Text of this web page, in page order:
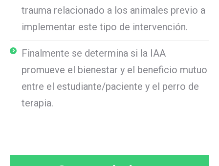
trauma relacionado a los animales previo a
implementar este tipo de intervención.
Finalmente se determina si la IAA
promueve el bienestar y el beneficio mutuo
entre el estudiante/paciente y el perro de
terapia.